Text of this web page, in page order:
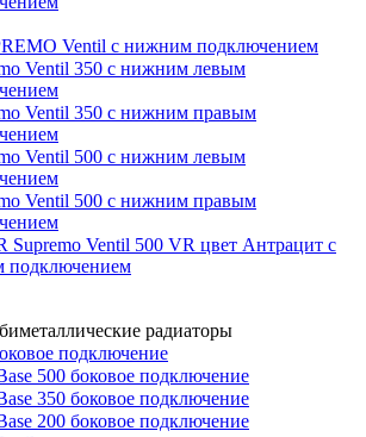
Ventil с нижним подключением
Ventil 350 с нижним левым
Ventil 350 с нижним правым
Ventil 500 с нижним левым
Ventil 500 с нижним правым
Supremo Ventil 500 VR цвет Антрацит с
подключением
радиаторы
подключение
500 боковое подключение
350 боковое подключение
200 боковое подключение